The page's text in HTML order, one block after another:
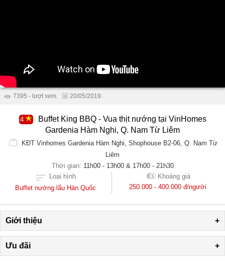
7395 - lượt xem. 20/05/2019.
4
Buffet King BBQ - Vua thịt nướng tại VinHomes
Gardenia Hàm Nghi, Q. Nam Từ Liêm
KĐT Vinhomes Gardenia Hàm Nghi, Shophouse B2-06, Q. Nam Từ
Liêm
Thời gian: 11h00 - 13h00 & 17h00 - 21h30
Loại hình
Buffet nướng lẩu Hàn Quốc
Khoảng giá
250.000 - 400.000 đ/người
Giới thiệu +
Ưu đãi +